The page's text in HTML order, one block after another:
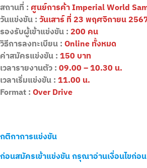
สถานที่ : ศูนย์การค้าImperial World
วันแข่งขัน :วันเสาร์ ที่23 พฤศจิกายน
รองรับผู้เข้าแข่งขัน :200 คน
วิธีการลงทะเบียน :Online ทั้งหมด
ค่าสมัครแข่งขัน :150 บาท
เวลารายงานตัว :09.00 – 10.30 น.
เวลาเริ่มแข่งขัน :11.00 น.
Format :Over Drive
กติกาการแข่งขัน
ก่อนสมัครเข้าแข่งขัน กรุณาอ่านเงื่อนไขก่อน